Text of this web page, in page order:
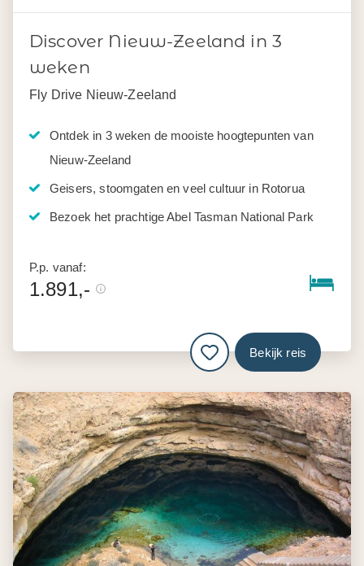
Discover Nieuw-Zeeland in 3
weken
Fly Drive Nieuw-Zeeland
Ontdek in 3 weken de mooiste hoogtepunten van
Nieuw-Zeeland
Geisers, stoomgaten en veel cultuur in Rotorua
Bezoek het prachtige Abel Tasman National Park
P.p. vanaf:
1.891,-
Bekijk reis